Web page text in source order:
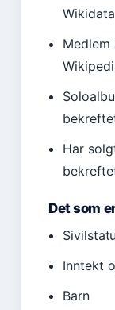
Wikidata
Medlem
Har
Det som
Inntekt
Barn